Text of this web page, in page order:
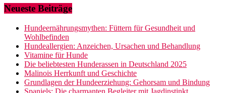
Neueste Beiträge
Hundeernährungsmythen: Füttern für Gesundheit und
Wohlbefinden
Hundeallergien: Anzeichen, Ursachen und Behandlung
Vitamine für Hunde
Die beliebtesten Hunderassen in Deutschland 2025
Malinois Herrkunft und Geschichte
Grundlagen der Hundeerziehung: Gehorsam und Bindung
Spaniels: Die charmanten Begleiter mit Jagdinstinkt